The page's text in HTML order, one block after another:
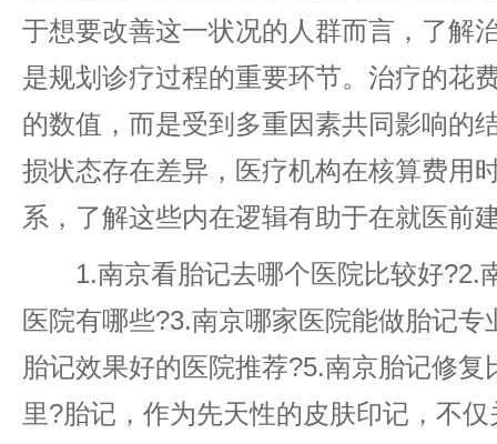
于想要改善这一状况的人群而言，了解
是规划诊疗过程的重要环节。治疗的花
的数值，而是受到多重因素共同影响的
损状态存在差异，医疗机构在核算费用
系，了解这些内在逻辑有助于在就医前
1.南京看胎记去哪个医院比较好?2.
医院有哪些?3.南京哪家医院能做胎记专
胎记效果好的医院推荐?5.南京胎记修复
里?胎记，作为先天性的皮肤印记，不